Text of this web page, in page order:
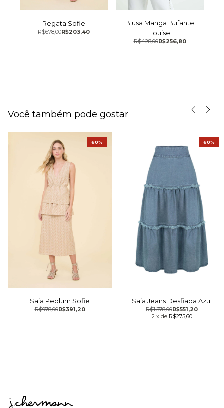
Regata Sofie
R$203,40
R$678,00
Blusa Manga Bufante
Louise
R$256,80
R$428,00
Você também pode gostar
Saia Peplum Sofie
R$391,20
R$978,00
60%
Saia Jeans Desfiada Azul
R$551,20
R$1.378,00
2 x de R$275,60
60%